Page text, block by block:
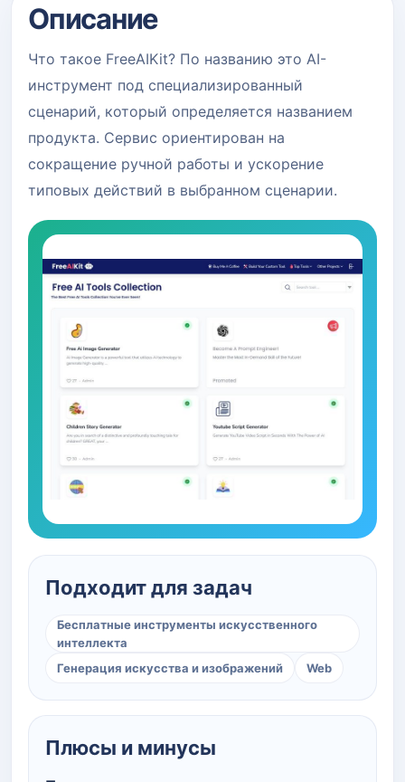
Описание
Что такое FreeAIKit? По названию это AI-
инструмент под специализированный
сценарий, который определяется названием
продукта. Сервис ориентирован на
сокращение ручной работы и ускорение
типовых действий в выбранном сценарии.
Подходит для задач
Бесплатные инструменты искусственного
интеллекта
Генерация искусства и изображений
Web
Плюсы и минусы